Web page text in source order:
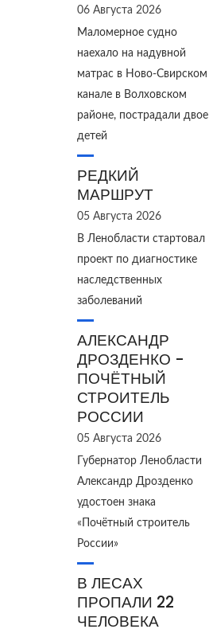
06 Августа 2026
Маломерное судно
наехало на надувной
матрас в Ново‑Свирском
канале в Волховском
районе, пострадали двое
детей
РЕДКИЙ
МАРШРУТ
05 Августа 2026
В Ленобласти стартовал
проект по диагностике
наследственных
заболеваний
АЛЕКСАНДР
ДРОЗДЕНКО -
ПОЧЁТНЫЙ
СТРОИТЕЛЬ
РОССИИ
05 Августа 2026
Губернатор Ленобласти
Александр Дрозденко
удостоен знака
«Почётный строитель
России»
В ЛЕСАХ
ПРОПАЛИ 22
ЧЕЛОВЕКА